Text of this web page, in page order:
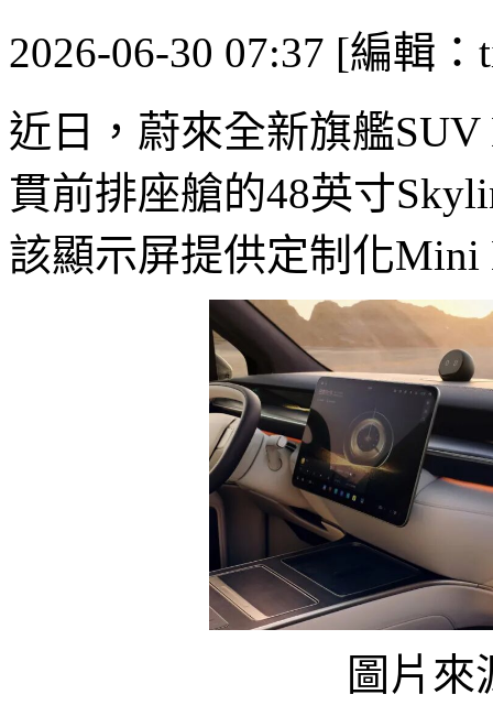
2026-06-30 07:37 [編輯：
近日，蔚來全新旗艦
貫前排座艙的48英寸
該顯示屏提供定制化
圖片來